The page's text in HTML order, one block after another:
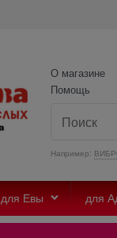
О магазине
Помощь
Например:
для Евы для